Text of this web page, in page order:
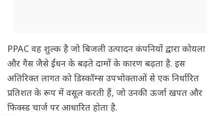
PPAC वह शुल्क है जो बिजली उत्पादन कंपनियों द्वारा कोयला
और गैस जैसे ईंधन के बढ़ते दामों के कारण बढ़ता है. इस
अतिरिक्त लागत को डिस्कॉम्स उपभोक्ताओं से एक निर्धारित
प्रतिशत के रूप में वसूल करती हैं, जो उनकी ऊर्जा खपत और
फिक्स्ड चार्ज पर आधारित होता है.